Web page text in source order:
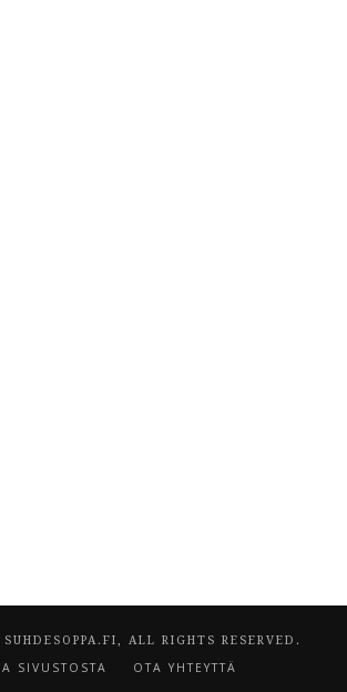
ALL RIGHTS RESERVED.
SIVUSTOSTA OTA YHTEYTTÄ